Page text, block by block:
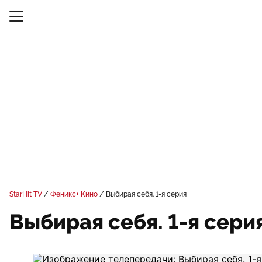
StarHit TV Феникс+ Кино Выбирая себя. 1-я серия
Выбирая себя. 1-я